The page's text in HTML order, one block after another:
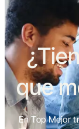
que
En Top Mejor